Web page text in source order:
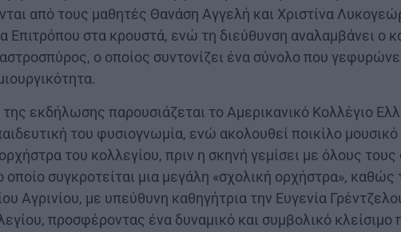
από τους μαθητές Θανάση Αγγελή και Χριστίνα
Επιτρόπου στα κρουστά, ενώ τη διεύθυνση αναλαμβάνει ο
ο οποίος συντονίζει ένα σύνολο που
της εκδήλωσης παρουσιάζεται το Αμερικανικό Κολλέγιο
του φυσιογνωμία, ενώ ακολουθεί ποικίλο
του κολλεγίου, πριν η σκηνή γεμίσει με όλους
οποίο συγκροτείται μια μεγάλη «σχολική ορχήστρα»,
Αγρινίου, με υπεύθυνη καθηγήτρια την Ευγενία
προσφέροντας ένα δυναμικό και συμβολικό κλείσιμο